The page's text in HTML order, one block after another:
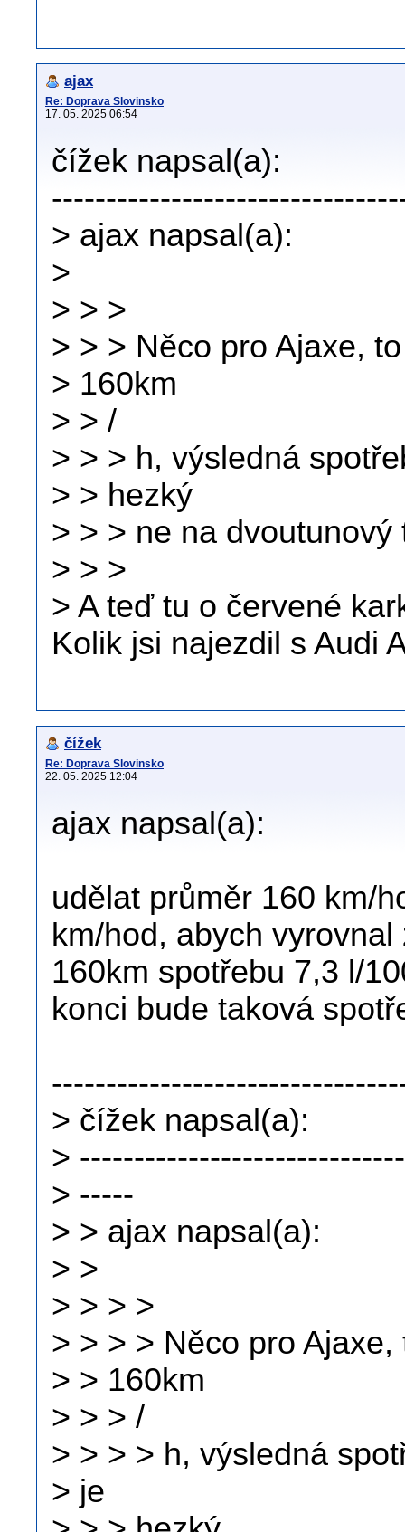
ajax
Re: Doprava Slovinsko
17. 05. 2025 06:54
čížek napsal(a):
> ajax napsal(a):
>
> > >
> > > Něco pro Ajaxe,
> 160km
> > /
> > > h, výsledná
> > hezký
> > > ne na
> > >
> A teď tu o červené
Kolik jsi najezdil s Audi
čížek
Re: Doprava Slovinsko
22. 05. 2025 12:04
ajax napsal(a):
udělat průměr 160 km/
km/hod, abych
160km spotřebu 7,3 l/
konci bude taková
> čížek napsal(a):
>
> -----
> > ajax napsal(a):
> >
> > > >
> > > > Něco pro
> > 160km
> > > /
> > > > h, výsledná
> je